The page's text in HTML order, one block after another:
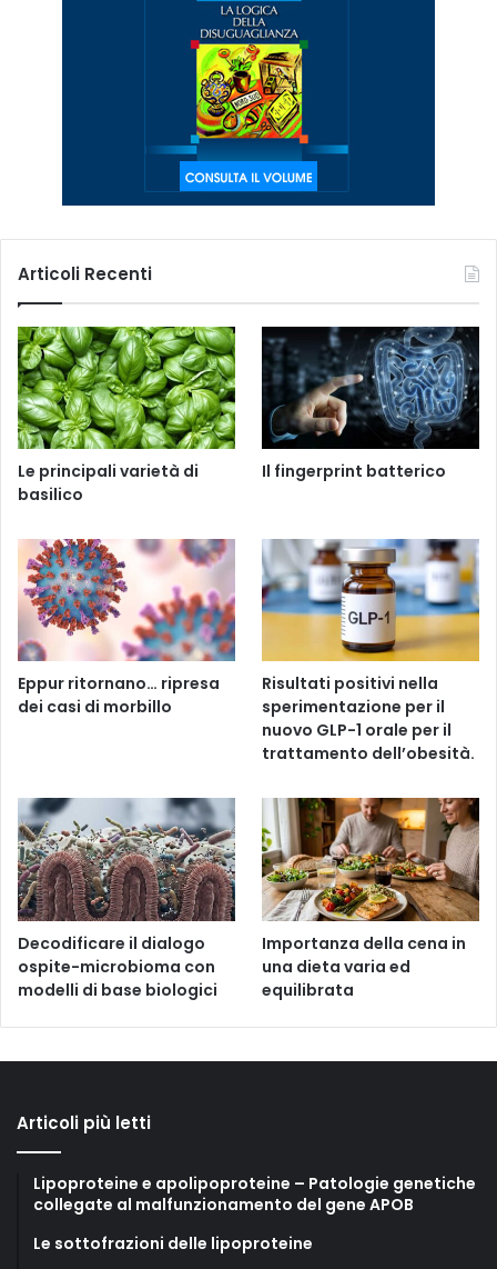
Articoli Recenti
Le principali varietà di
basilico
Il fingerprint batterico
Eppur ritornano… ripresa
dei casi di morbillo
Risultati positivi nella
sperimentazione per il
nuovo GLP-1 orale per il
trattamento dell’obesità.
Decodificare il dialogo
ospite-microbioma con
modelli di base biologici
Importanza della cena in
una dieta varia ed
equilibrata
Articoli più letti
Lipoproteine e apolipoproteine – Patologie genetiche
collegate al malfunzionamento del gene APOB
Le sottofrazioni delle lipoproteine